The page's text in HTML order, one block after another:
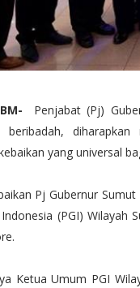
Penjabat (Pj)
beribadah,
yang universal
Pj Gubernur
(PGI) Wilayah
Ketua Umum PGI